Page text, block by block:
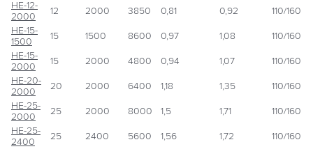
НЕ-12-
2000
12 2000 3850 0,81 0,92
110/160
НЕ-15-
1500
15 1500 8600 0,97 1,08
110/160
НЕ-15-
2000
15 2000 4800 0,94 1,07
110/160
НЕ-20-
2000
20 2000 6400 1,18 1,35
110/160
НЕ-25-
2000
25 2000 8000 1,5 1,71
110/160
НЕ-25-
2400
25 2400 5600 1,56 1,72
110/160